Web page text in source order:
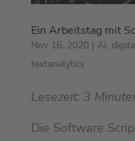
Ein Arbeitstag mit
Nov 16, 2020| AI,
textanalytics
Lesezeit: 3
Die Software